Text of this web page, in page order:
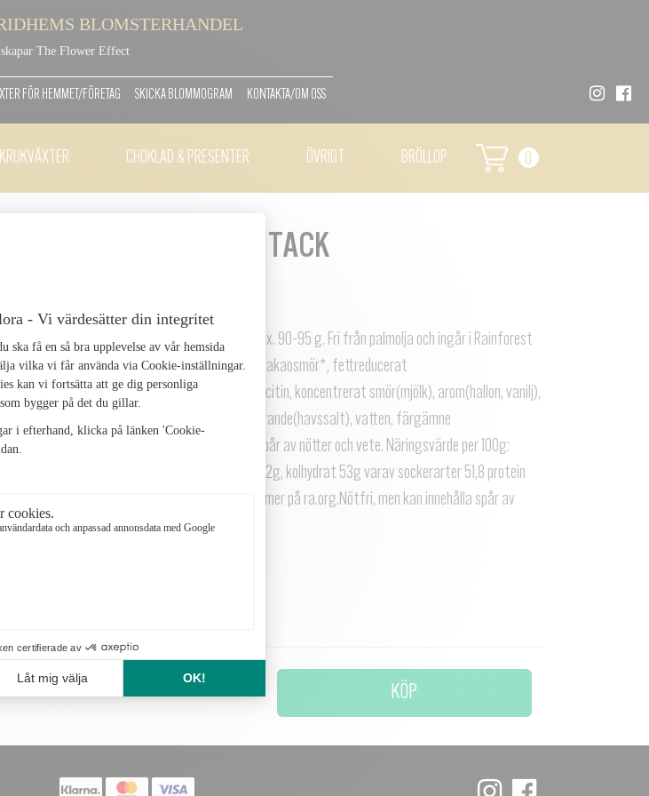
BLOMSTERHANDEL
The Flower Effect
FÖR HEMMET/FÖRETAG SKICKA BLOMMOGRAM KONTAKTA/OM OSS
KRUKVÄXTER CHOKLAD & PRESENTER ÖVRIGT BRÖLLOP 0
CHOKLADSTRUT STORT TACK
från Finsmakarna med belgiskt pralinmix. 90-95 g. Fri från palmolja och ingår i Rainforest
Ingredienser: socker, kakaomassa*, kakaosmör*, fettreducerat
invertsockersirap, sojalecitin, koncentrerat smör(mjölk), arom(hallon, vanilj),
d'Isigny (mjölk), glukossirap, helmjölk, sel de Guérande(havssalt), vatten, färgämne
rödbetsröd), hallon. Kan innehållaspår av nötter och vete. Näringsvärde per 100g:
2314kJ/554 kcal, fett 35gvarav mättat fett 22g, kolhydrat 53g varav sockerarter 51,8 protein
salt 0,22g.*Rainforest Alliance-certifierad. Läs mer på ra.org.Nötfri, men kan innehålla spår av
KÖP